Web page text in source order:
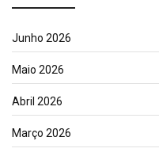
Junho 2026
Maio 2026
Abril 2026
Março 2026